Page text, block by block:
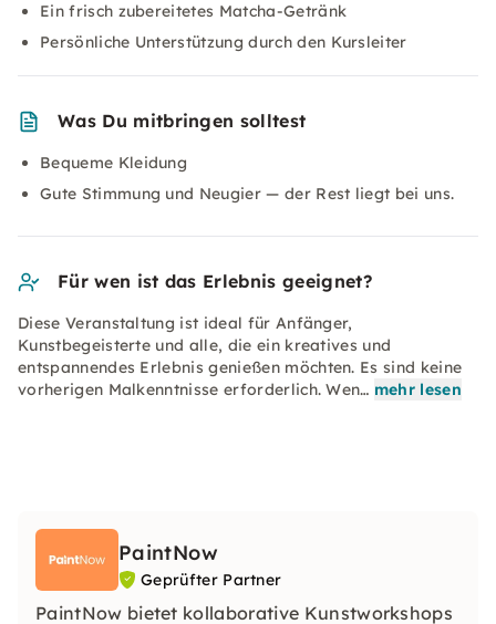
Ein frisch zubereitetes Matcha-Getränk
Persönliche Unterstützung durch den Kursleiter
Was Du mitbringen solltest
Bequeme Kleidung
Gute Stimmung und Neugier — der Rest liegt bei uns.
Für wen ist das Erlebnis geeignet?
Diese Veranstaltung ist ideal für Anfänger,
Kunstbegeisterte und alle, die ein kreatives und
entspannendes Erlebnis genießen möchten. Es sind keine
vorherigen Malkenntnisse erforderlich. Wen… mehr lesen
PaintNow
Geprüfter Partner
PaintNow bietet kollaborative Kunstworkshops